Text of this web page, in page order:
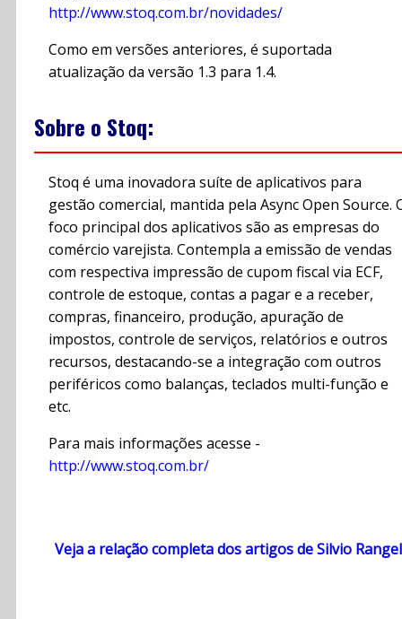
http://www.stoq.com.br/novidades/
Como em versões anteriores, é suportada
atualização da versão 1.3 para 1.4.
Sobre o Stoq:
Stoq é uma inovadora suíte de aplicativos para
gestão comercial, mantida pela Async Open Source.
foco principal dos aplicativos são as empresas do
comércio varejista. Contempla a emissão de vendas
com respectiva impressão de cupom fiscal via ECF,
controle de estoque, contas a pagar e a receber,
compras, financeiro, produção, apuração de
impostos, controle de serviços, relatórios e outros
recursos, destacando-se a integração com outros
periféricos como balanças, teclados multi-função e
etc.
Para mais informações acesse -
http://www.stoq.com.br/
Veja a relação completa dos artigos de Silvio Rangel